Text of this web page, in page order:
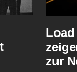
zur